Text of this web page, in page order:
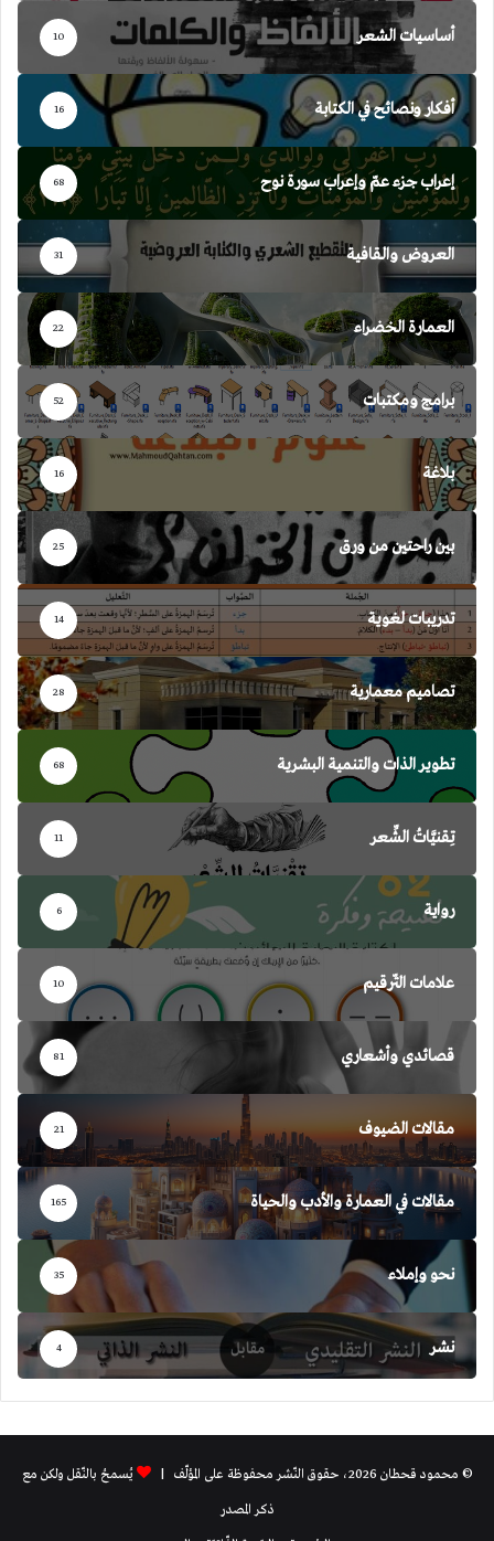
أساسيات الشعر 10
أفكار ونصائح في الكتابة 16
إعراب جزء عمّ وإعراب سورة نوح 68
العروض والقافية 31
العمارة الخضراء 22
برامج ومكتبات 52
بلاغة 16
بين راحتين من ورق 25
تدريبات لغوية 14
تصاميم معمارية 28
تطوير الذات والتنمية البشرية 68
تِقنيَّاتُ الشِّعر 11
رواية 6
علامات التّرقيم 10
قصائدي وأشعاري 81
مقالات الضيوف 21
مقالات في العمارة والأدب والحياة 165
نحو وإملاء 35
نشر 4
© محمود قحطان 2026، حقوق النّشر محفوظة على المؤلّف |
يُسمحُ بالنّقل ولكن مع
ذكر المصدر